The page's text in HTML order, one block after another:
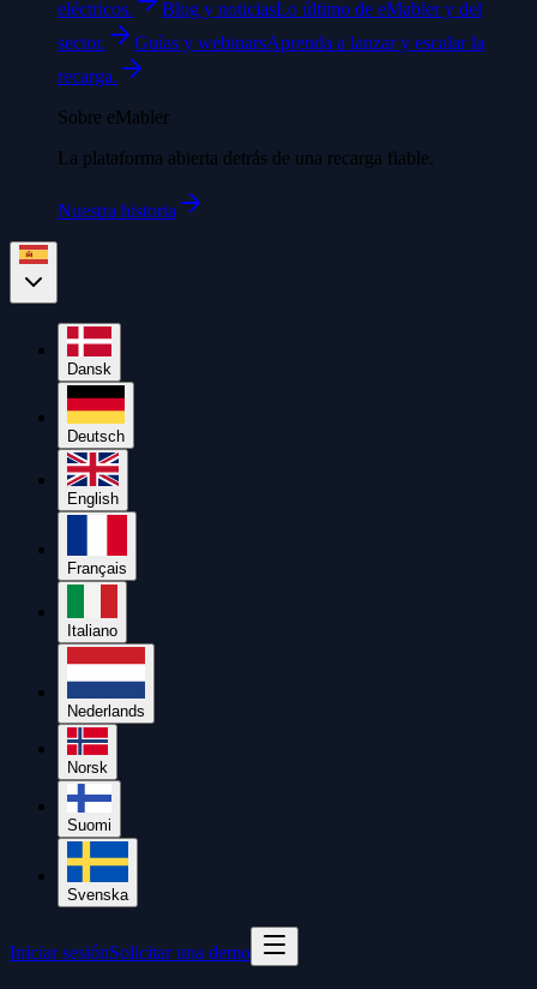
eléctricos.
Blog y noticiasLo último de eMabler y del
sector.
Guías y webinarsAprenda a lanzar y escalar la
recarga.
Sobre eMabler
La plataforma abierta detrás de una recarga fiable.
Nuestra historia
Dansk
Deutsch
English
Français
Italiano
Nederlands
Norsk
Suomi
Svenska
Iniciar sesiónSolicitar una demo